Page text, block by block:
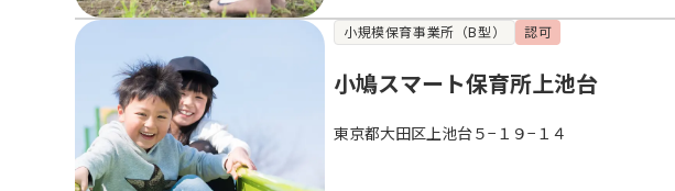
小規模保育事業所（B型） 認可
小鳩スマート保育所上池台
東京都大田区上池台５−１９−１４